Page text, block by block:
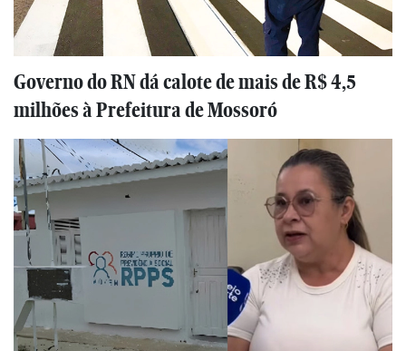
Governo do RN dá calote de mais de R$ 4,5
milhões à Prefeitura de Mossoró